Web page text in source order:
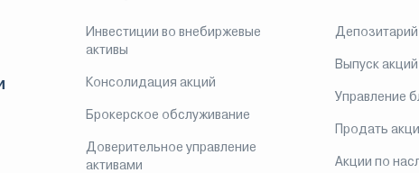
Инвестиции во внебиржевые
активы
Консолидация акций
Брокерское обслуживание
Доверительное управление
активами
Депозитарий
Выпуск акций
Управление
Продать
Акции по